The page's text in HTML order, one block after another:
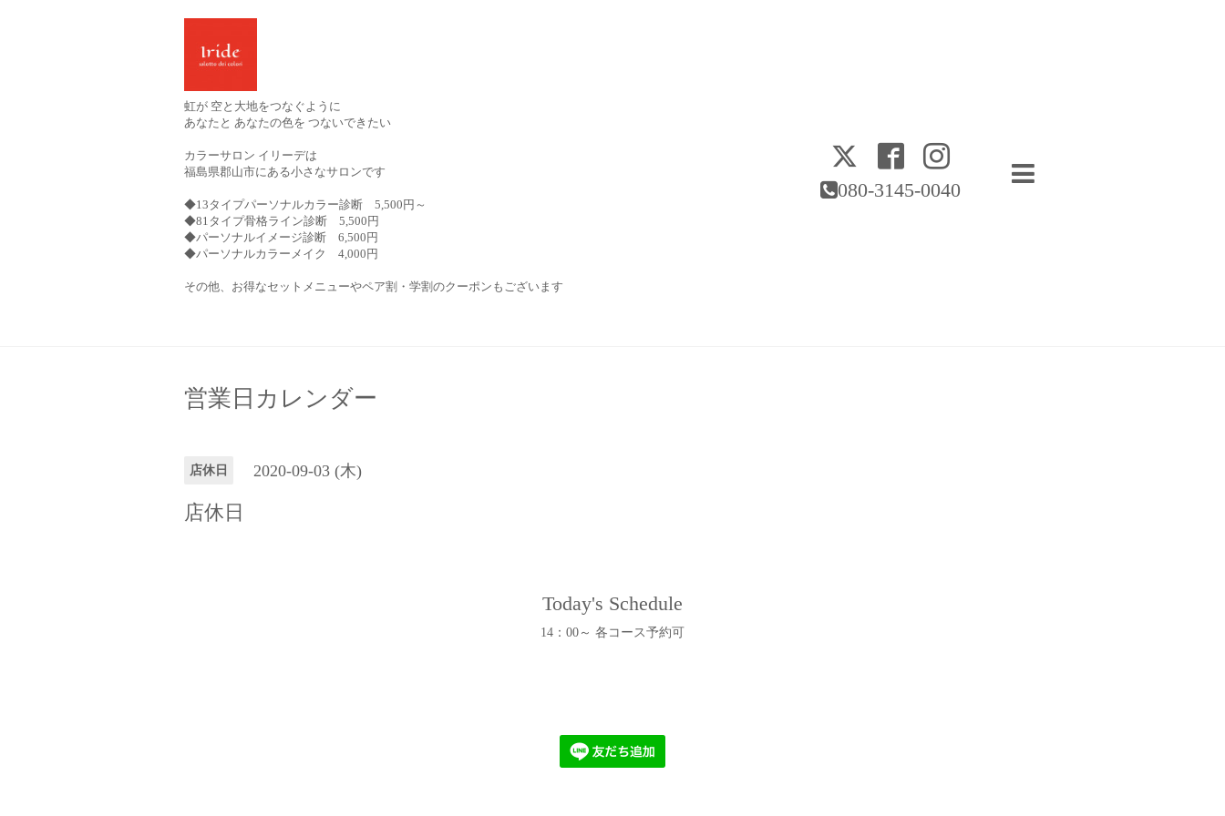
080-3145-0040
虹が 空と大地をつなぐように
あなたと あなたの色を つないできたい
カラーサロン イリーデは
福島県郡山市にある小さなサロンです
◆13タイプパーソナルカラー診断 5,500円～
◆81タイプ骨格ライン診断 5,500円
◆パーソナルイメージ診断 6,500円
◆パーソナルカラーメイク 4,000円
その他、お得なセットメニューやペア割・学割のクーポンもございます
営業日カレンダー
店休日 2020-09-03 (木)
店休日
Today's Schedule
14：00～ 各コース予約可